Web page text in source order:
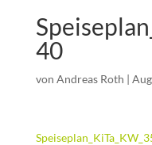
40
von Andreas Roth |